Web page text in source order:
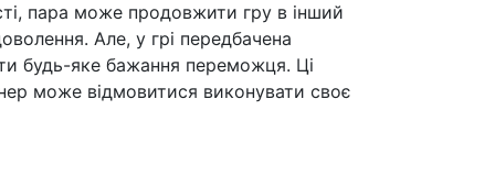
пара може продовжити гру в інший
Але, у грі передбачена
будь-яке бажання переможця. Ці
може відмовитися виконувати своє